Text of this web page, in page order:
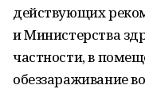
действующих
и Министерства
частности, в
обеззараживание